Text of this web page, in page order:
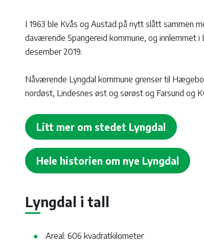
I 1963 ble Kvås og Austad på nytt slått sammen
daværende Spangereid kommune, og innlemmet i
desember 2019.
Nåværende Lyngdal kommune grenser til
nordøst, Lindesnes øst og sørøst og Farsund og
Litt mer om stedet Lyngdal
Hele historien om nye Lyngdal
Lyngdal i tall
Areal: 606 kvadratkilometer